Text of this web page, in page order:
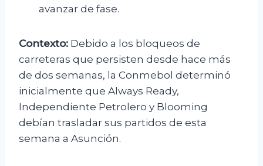
avanzar de fase.
Contexto: Debido a los bloqueos de
carreteras que persisten desde hace más
de dos semanas, la Conmebol determinó
inicialmente que Always Ready,
Independiente Petrolero y Blooming
debían trasladar sus partidos de esta
semana a Asunción.